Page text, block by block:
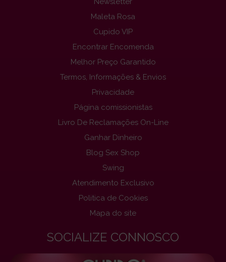
Maleta Rosa
Cupido VIP
Encontrar Encomenda
Melhor Preço Garantido
Termos, Informações & Envios
Privacidade
Página comissionistas
Livro De Reclamações On-Line
Ganhar Dinheiro
Blog Sex Shop
Swing
Atendimento Exclusivo
Politica de Cookies
Mapa do site
SOCIALIZE CONNOSCO